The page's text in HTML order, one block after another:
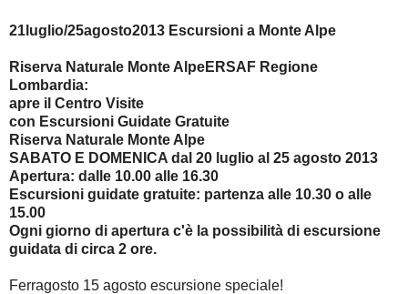
21luglio/25agosto2013 Escursioni a Monte Alpe
Riserva Naturale Monte AlpeERSAF Regione
Lombardia:
apre il Centro Visite
con Escursioni Guidate Gratuite
Riserva Naturale Monte Alpe
SABATO E DOMENICA dal 20 luglio al 25 agosto 2013
Apertura: dalle 10.00 alle 16.30
Escursioni guidate gratuite: partenza alle 10.30 o alle
15.00
Ogni giorno di apertura c'è la possibilità di escursione
guidata di circa 2 ore.
Ferragosto 15 agosto escursione speciale!